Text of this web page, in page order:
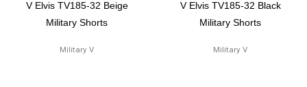
V Elvis TV185-32 Beige
Military Shorts
Military V
V Elvis TV185-32 Black
Military Shorts
Military V